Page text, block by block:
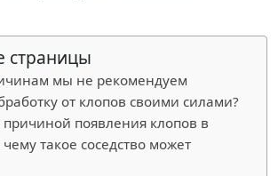
страницы
мы не рекомендуем
от клопов своими силами?
причиной появления клопов в
такое соседство может